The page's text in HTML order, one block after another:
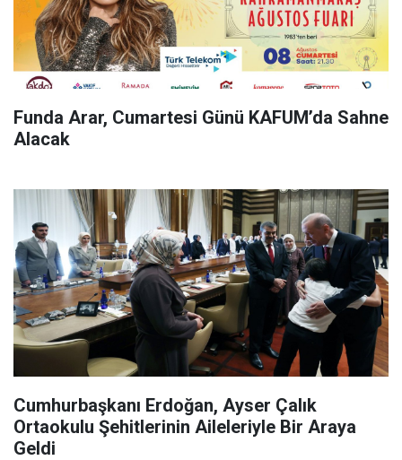
Funda Arar, Cumartesi Günü KAFUM’da Sahne
Alacak
Cumhurbaşkanı Erdoğan, Ayser Çalık
Ortaokulu Şehitlerinin Aileleriyle Bir Araya
Geldi